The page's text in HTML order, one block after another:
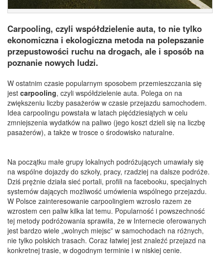
Carpooling, czyli współdzielenie auta, to nie tylko
ekonomiczna i ekologiczna metoda na polepszanie
przepustowości ruchu na drogach, ale i sposób na
poznanie nowych ludzi.
W ostatnim czasie popularnym sposobem przemieszczania się
jest carpooling, czyli współdzielenie auta. Polega on na
zwiększeniu liczby pasażerów w czasie przejazdu samochodem.
Idea carpoolingu powstała w latach pięćdziesiątych w celu
zmniejszenia wydatków na paliwo (jego koszt dzieli się na liczbę
pasażerów), a także w trosce o środowisko naturalne.
Na początku małe grupy lokalnych podróżujących umawiały się
na wspólne dojazdy do szkoły, pracy, rzadziej na dalsze podróże.
Dziś prężnie działa sieć portali, profili na facebooku, specjalnych
systemów dających możliwość umówienia wspólnego przejazdu.
W Polsce zainteresowanie carpoolingiem wzrosło razem ze
wzrostem cen paliw kilka lat temu. Popularność i powszechność
tej metody podróżowania sprawiła, że w Internecie oferowanych
jest bardzo wiele „wolnych miejsc” w samochodach na różnych,
nie tylko polskich trasach. Coraz łatwiej jest znaleźć przejazd na
konkretnej trasie, w dogodnym terminie i w niskiej cenie.